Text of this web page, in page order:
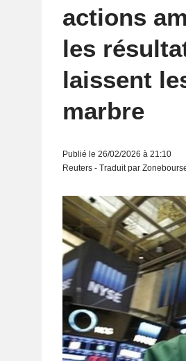
actions
les
laissent
marbre
Publié le 26/02/2026 à 21:10
Reuters - Traduit par